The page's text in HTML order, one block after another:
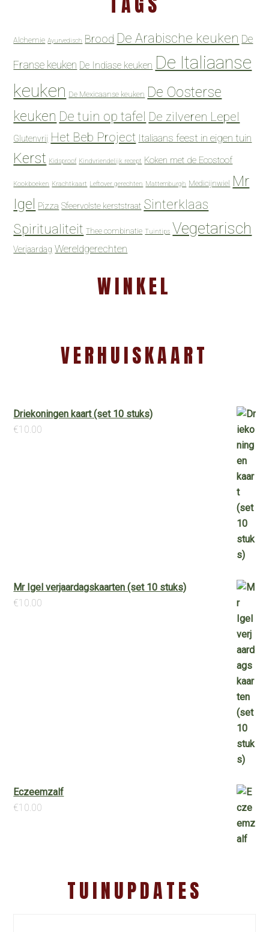
Alchemie Ayurvedisch Brood De Arabische keuken De
Franse keuken De Indiase keuken De Italiaanse
keuken De Mexicaanse keuken De Oosterse
keuken De tuin op tafel De zilveren Lepel
Glutenvrij Het Beb Project Italiaans feest in eigen tuin
Kerst Kidsproof Kindvriendelijk recept Koken met de Ecostoof
Kookboeken Krachtkaart Leftover gerechten Mattemburgh Medicijnwiel Mr
Igel
Pizza Sfeervolste kerststraat Sinterklaas
Spiritualiteit Thee combinatie Tuintips Vegetarisch
Verjaardag Wereldgerechten
WINKEL
VERHUISKAART
Driekoningen kaart (set 10 stuks)
€10.00
Mr Igel verjaardagskaarten (set 10 stuks)
€10.00
Eczeemzalf
€10.00
TUINUPDATES